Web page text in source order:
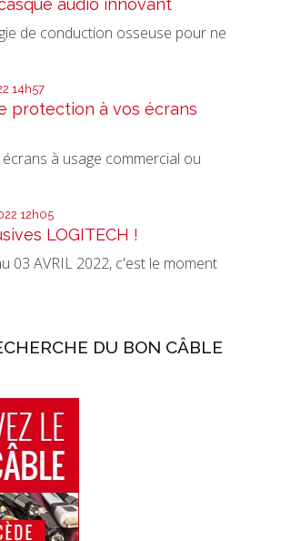
de conduction osseuse pour ne
14h57
protection à vos écrans
à usage commercial ou
12h05
LOGITECH !
03 AVRIL 2022, c'est le moment
DU BON CÂBLE